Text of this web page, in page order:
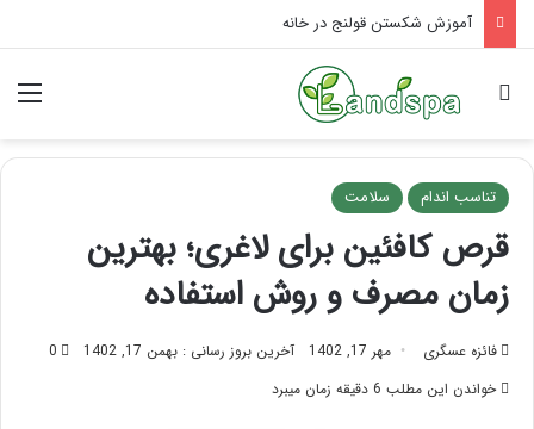
آموزش شکستن قولنج در خانه
جستجو برای
تناسب اندام سلامت
قرص کافئین برای لاغری؛ بهترین
زمان مصرف و روش استفاده
فائزه عسگری مهر 17, 1402 آخرین بروز رسانی : بهمن 17, 1402
0
خواندن این مطلب 6 دقیقه زمان میبرد